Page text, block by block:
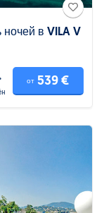
ночей в VILA V
от 539 €